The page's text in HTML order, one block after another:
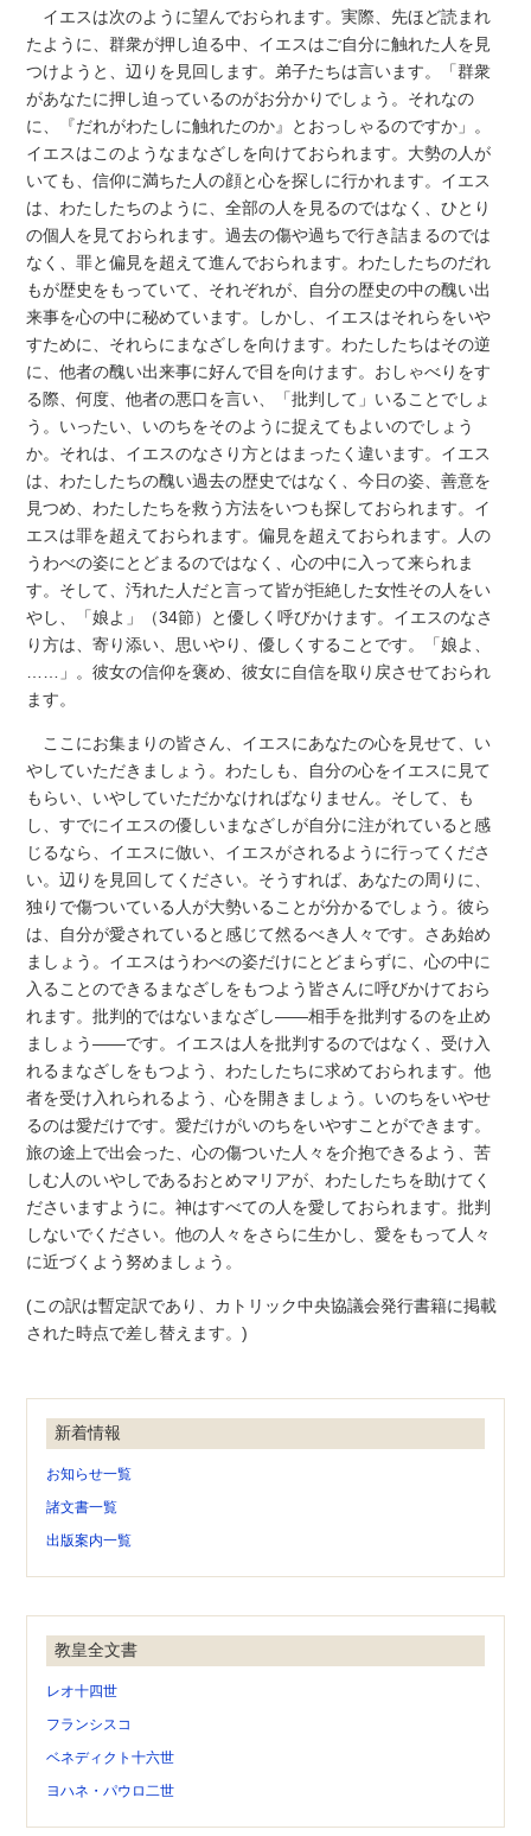
イエスは次のように望んでおられます。実際、先ほど読まれ
たように、群衆が押し迫る中、イエスはご自分に触れた人を見
つけようと、辺りを見回します。弟子たちは言います。「群衆
があなたに押し迫っているのがお分かりでしょう。それなの
に、『だれがわたしに触れたのか』とおっしゃるのですか」。
イエスはこのようなまなざしを向けておられます。大勢の人が
いても、信仰に満ちた人の顔と心を探しに行かれます。イエス
は、わたしたちのように、全部の人を見るのではなく、ひとり
の個人を見ておられます。過去の傷や過ちで行き詰まるのでは
なく、罪と偏見を超えて進んでおられます。わたしたちのだれ
もが歴史をもっていて、それぞれが、自分の歴史の中の醜い出
来事を心の中に秘めています。しかし、イエスはそれらをいや
すために、それらにまなざしを向けます。わたしたちはその逆
に、他者の醜い出来事に好んで目を向けます。おしゃべりをす
る際、何度、他者の悪口を言い、「批判して」いることでしょ
う。いったい、いのちをそのように捉えてもよいのでしょう
か。それは、イエスのなさり方とはまったく違います。イエス
は、わたしたちの醜い過去の歴史ではなく、今日の姿、善意を
見つめ、わたしたちを救う方法をいつも探しておられます。イ
エスは罪を超えておられます。偏見を超えておられます。人の
うわべの姿にとどまるのではなく、心の中に入って来られま
す。そして、汚れた人だと言って皆が拒絶した女性その人をい
やし、「娘よ」（34節）と優しく呼びかけます。イエスのなさ
り方は、寄り添い、思いやり、優しくすることです。「娘よ、
……」。彼女の信仰を褒め、彼女に自信を取り戻させておられ
ます。
ここにお集まりの皆さん、イエスにあなたの心を見せて、い
やしていただきましょう。わたしも、自分の心をイエスに見て
もらい、いやしていただかなければなりません。そして、も
し、すでにイエスの優しいまなざしが自分に注がれていると感
じるなら、イエスに倣い、イエスがされるように行ってくださ
い。辺りを見回してください。そうすれば、あなたの周りに、
独りで傷ついている人が大勢いることが分かるでしょう。彼ら
は、自分が愛されていると感じて然るべき人々です。さあ始め
ましょう。イエスはうわべの姿だけにとどまらずに、心の中に
入ることのできるまなざしをもつよう皆さんに呼びかけておら
れます。批判的ではないまなざし――相手を批判するのを止め
ましょう――です。イエスは人を批判するのではなく、受け入
れるまなざしをもつよう、わたしたちに求めておられます。他
者を受け入れられるよう、心を開きましょう。いのちをいやせ
るのは愛だけです。愛だけがいのちをいやすことができます。
旅の途上で出会った、心の傷ついた人々を介抱できるよう、苦
しむ人のいやしであるおとめマリアが、わたしたちを助けてく
ださいますように。神はすべての人を愛しておられます。批判
しないでください。他の人々をさらに生かし、愛をもって人々
に近づくよう努めましょう。
(この訳は暫定訳であり、カトリック中央協議会発行書籍に掲載
された時点で差し替えます。)
新着情報
お知らせ一覧
諸文書一覧
出版案内一覧
教皇全文書
レオ十四世
フランシスコ
ベネディクト十六世
ヨハネ・パウロ二世